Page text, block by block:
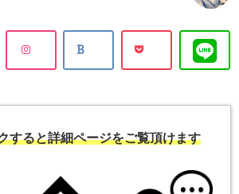
すると詳細ページをご覧頂けます